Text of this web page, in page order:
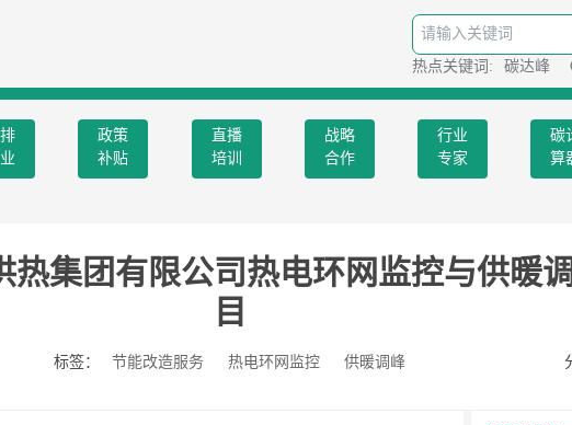
热点关键词:
碳达峰
政策
补贴
直播
培训
战略
合作
行业
专家
碳
算
热集团有限公司热电环网监控与供暖
目
标签： 节能改造服务 热电环网监控 供暖调峰